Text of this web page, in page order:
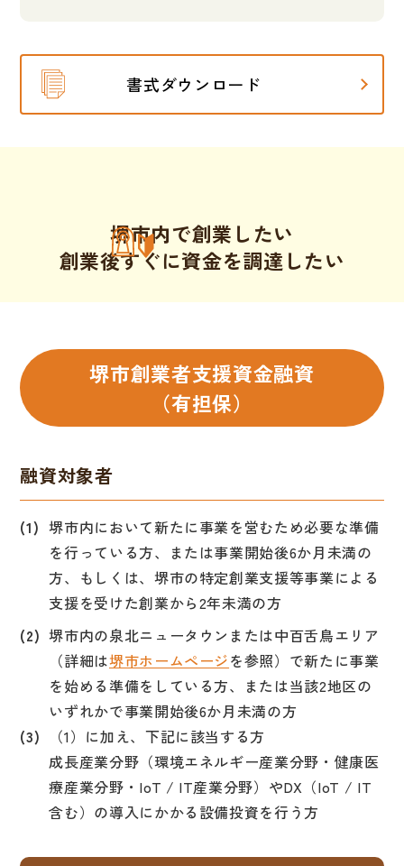
書式ダウンロード
堺市内で創業したい
創業後すぐに資金を調達したい
堺市創業者支援資金融資
（有担保）
融資対象者
堺市内において新たに事業を営むため必要な準備
を行っている方、または事業開始後6か月未満の
方、もしくは、堺市の特定創業支援等事業による
支援を受けた創業から2年未満の方
堺市内の泉北ニュータウンまたは中百舌鳥エリア
（詳細は堺市ホームページを参照）で新たに事業
を始める準備をしている方、または当該2地区の
いずれかで事業開始後6か月未満の方
（1）に加え、下記に該当する方
成長産業分野（環境エネルギー産業分野・健康医
療産業分野・IoT / IT産業分野）やDX（IoT / IT
含む）の導入にかかる設備投資を行う方